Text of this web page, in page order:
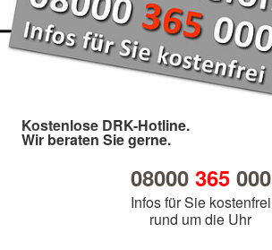
Kostenlose DRK-Hotline.
Wir beraten Sie gerne.
08000 365000
Infos für Sie kostenfrei
rund um die Uhr